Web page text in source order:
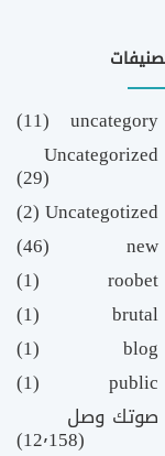
uncategory
(11)
Uncategorized
(29)
Uncategotized
(2)
new
(46)
roobet
(1)
brutal
(1)
blog
(1)
public
(1)
صوتك وصل
(12٬158)